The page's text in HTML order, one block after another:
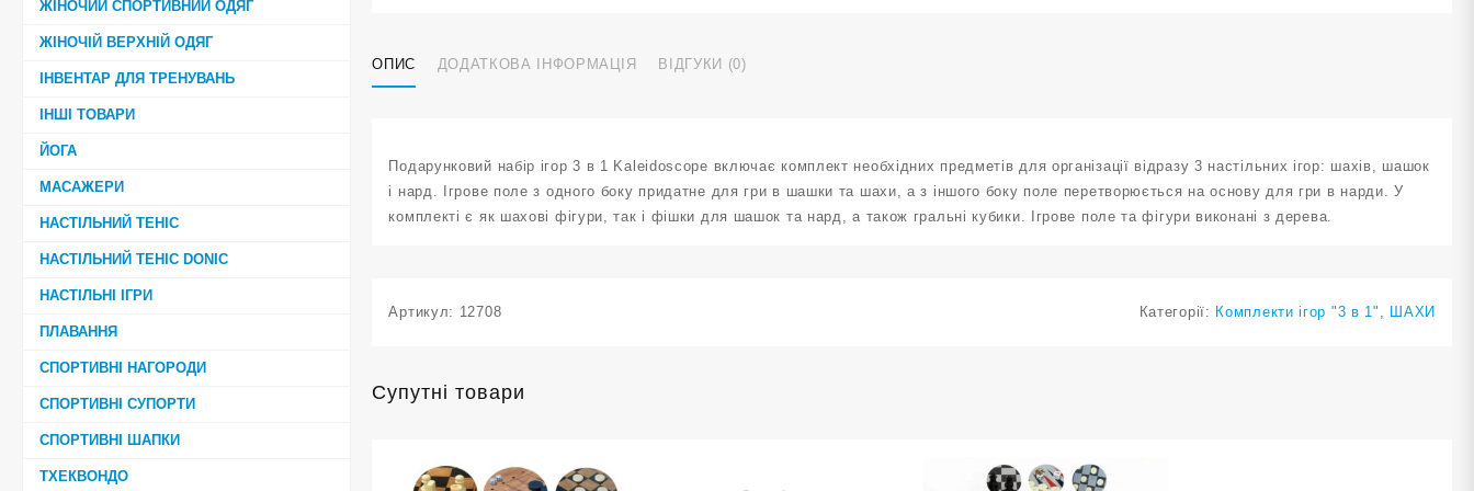
ЖІНОЧИЙ СПОРТИВНИЙ ОДЯГ
ЖІНОЧІЙ ВЕРХНІЙ ОДЯГ
ІНВЕНТАР ДЛЯ ТРЕНУВАНЬ
ІНШІ ТОВАРИ
ЙОГА
МАСАЖЕРИ
НАСТІЛЬНИЙ ТЕНІС
НАСТІЛЬНИЙ ТЕНІС DONIC
НАСТІЛЬНІ ІГРИ
ПЛАВАННЯ
СПОРТИВНІ НАГОРОДИ
СПОРТИВНІ СУПОРТИ
СПОРТИВНІ ШАПКИ
ТХЕКВОНДО
ОПИС ДОДАТКОВА ІНФОРМАЦІЯ ВІДГУКИ (0)
Подарунковий набір ігор 3 в 1 Kaleidoscope включає комплект необхідних предметів для організації відразу 3 настільних ігор: шахів, шашок
і нард. Ігрове поле з одного боку придатне для гри в шашки та шахи, а з іншого боку поле перетворюється на основу для гри в нарди. У
комплекті є як шахові фігури, так і фішки для шашок та нард, а також гральні кубики. Ігрове поле та фігури виконані з дерева.
Артикул: 12708 Категорії: Комплекти ігор "3 в 1" ШАХИ
Супутні товари